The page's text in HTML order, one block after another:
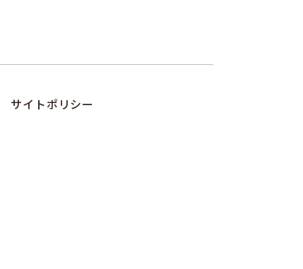
サイトポリシー